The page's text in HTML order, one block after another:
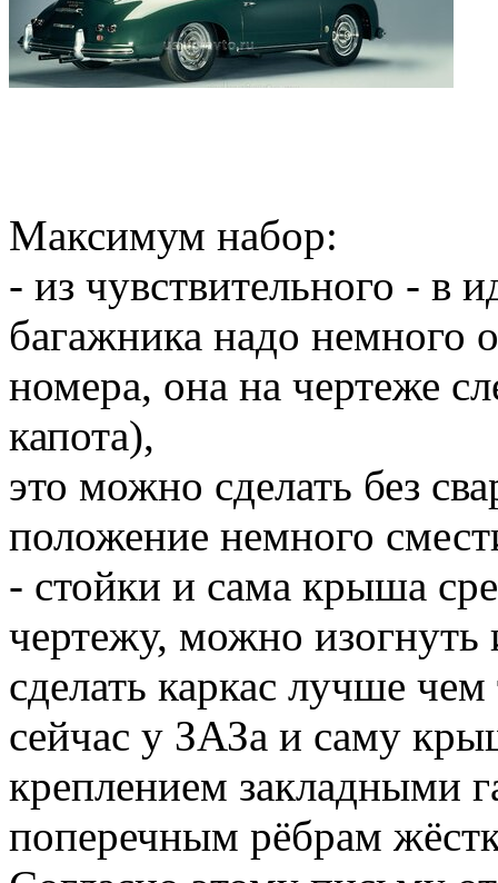
Максимум набор:
- из чувствительного - в
багажника надо немного
номера, она на чертеже
капота),
это можно сделать без
положение немного
- стойки и сама крыша
чертежу, можно
сделать каркас лучше
сейчас у ЗАЗа и саму
креплением закладными
поперечным рёбрам